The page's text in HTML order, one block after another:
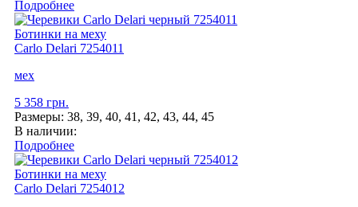
Подробнее
Ботинки на меху
Carlo Delari 7254011
мех
5 358 грн.
Размеры: 38, 39, 40, 41, 42, 43, 44, 45
В наличии:
Подробнее
Ботинки на меху
Carlo Delari 7254012